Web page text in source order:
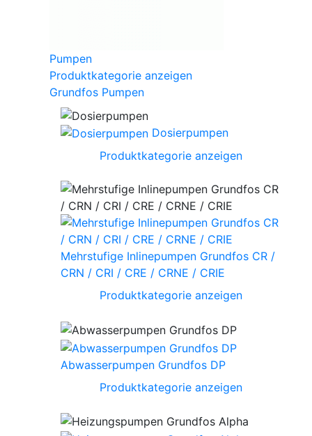
Pumpen
Produktkategorie anzeigen
Grundfos Pumpen
Dosierpumpen
Produktkategorie anzeigen
Mehrstufige Inlinepumpen Grundfos CR /
CRN / CRI / CRE / CRNE / CRIE
Produktkategorie anzeigen
Abwasserpumpen Grundfos DP
Produktkategorie anzeigen